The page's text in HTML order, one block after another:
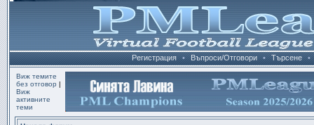
Регистрация • Въпроси/Отговори • Търсене •
Виж темите
без отговор |
Виж
активните
теми